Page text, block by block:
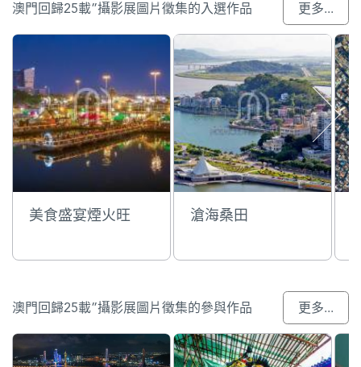
澳門回歸25載”攝影展圖片徵集的入選作品 更多...
美食盛宴煙火旺 滄海桑田
澳門回歸25載”攝影展圖片徵集的參與作品 更多...